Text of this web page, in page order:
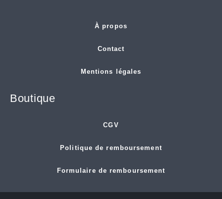
À propos
Contact
Mentions légales
Boutique
CGV
Politique de remboursement
Formulaire de remboursement